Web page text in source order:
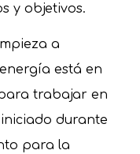
y objetivos.
a
está en
trabajar en
durante
para la